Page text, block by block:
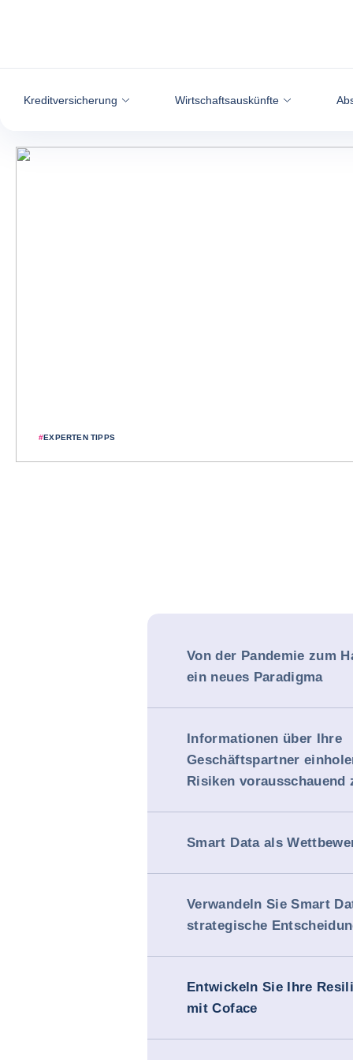
Kreditversicherung Wirtschaftsauskünfte
#EXPERTEN TIPPS
Von der Pandemie zum
ein neues Paradigma
Informationen über Ihre
Geschäftspartner
Risiken vorausschauend
Smart Data als
Verwandeln Sie Smart
strategische
Entwickeln Sie Ihre
mit Coface